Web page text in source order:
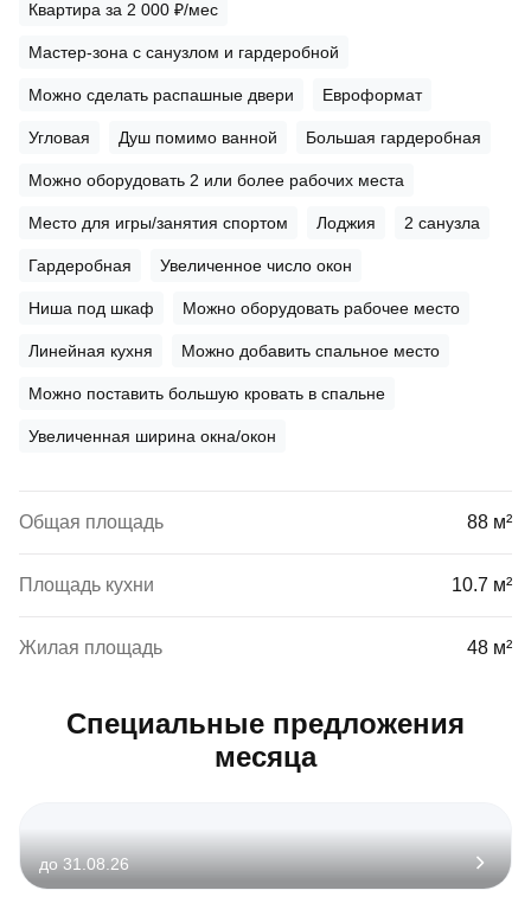
Квартира за 2 000 ₽/мес
Мастер-зона с санузлом и гардеробной
Можно сделать распашные двери Евроформат
Угловая Душ помимо ванной Большая гардеробная
Можно оборудовать 2 или более рабочих места
Место для игры/занятия спортом Лоджия 2 санузла
Гардеробная Увеличенное число окон
Ниша под шкаф Можно оборудовать рабочее место
Линейная кухня Можно добавить спальное место
Можно поставить большую кровать в спальне
Увеличенная ширина окна/окон
Общая площадь 88 м²
Площадь кухни 10.7 м²
Жилая площадь 48 м²
Специальные предложения
месяца
до 31.08.26